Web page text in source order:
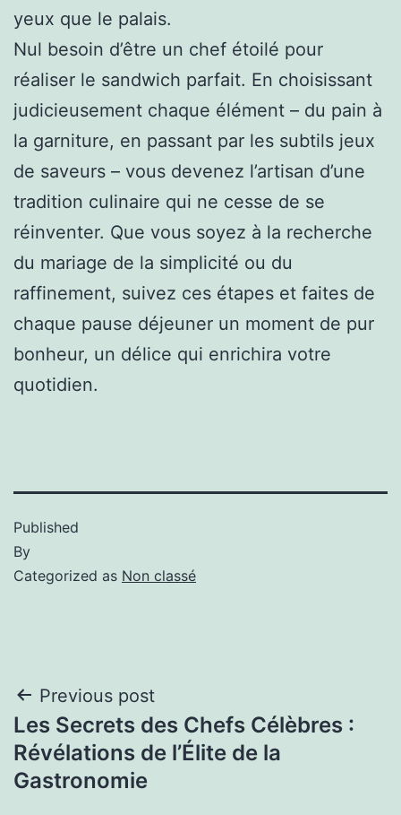
yeux que le palais.
Nul besoin d’être un chef étoilé pour
réaliser le sandwich parfait. En choisissant
judicieusement chaque élément – du pain à
la garniture, en passant par les subtils jeux
de saveurs – vous devenez l’artisan d’une
tradition culinaire qui ne cesse de se
réinventer. Que vous soyez à la recherche
du mariage de la simplicité ou du
raffinement, suivez ces étapes et faites de
chaque pause déjeuner un moment de pur
bonheur, un délice qui enrichira votre
quotidien.
Published
By
Categorized as Non classé
Previous post
Les Secrets des Chefs Célèbres :
Révélations de l’Élite de la
Gastronomie